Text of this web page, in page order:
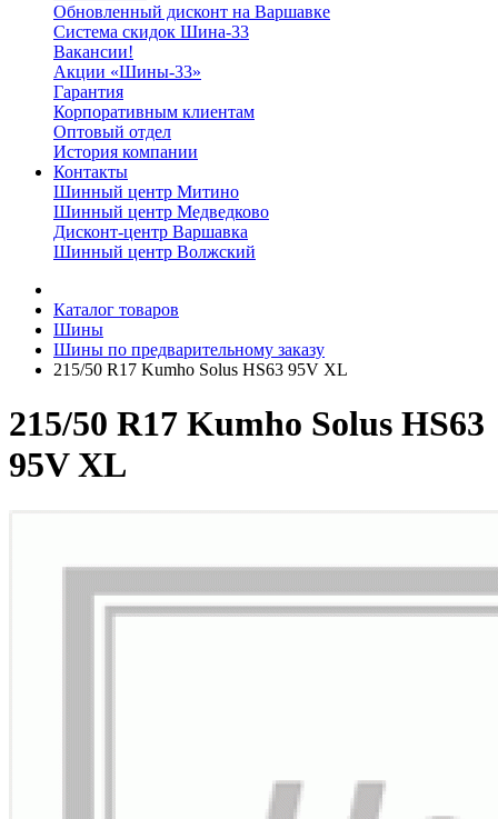
Обновленный дисконт на Варшавке
Система скидок Шина-33
Вакансии!
Акции «Шины-33»
Гарантия
Корпоративным клиентам
Оптовый отдел
История компании
Контакты
Шинный центр Митино
Шинный центр Медведково
Дисконт-центр Варшавка
Шинный центр Волжский
Каталог товаров
Шины
Шины по предварительному заказу
215/50 R17 Kumho Solus HS63 95V XL
215/50 R17 Kumho Solus HS63
95V XL